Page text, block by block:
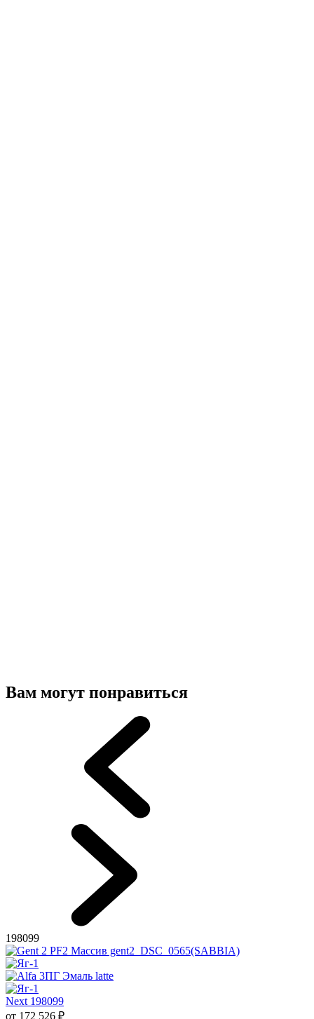
Вам могут понравиться
198099
Next 198099
от 172 526 ₽